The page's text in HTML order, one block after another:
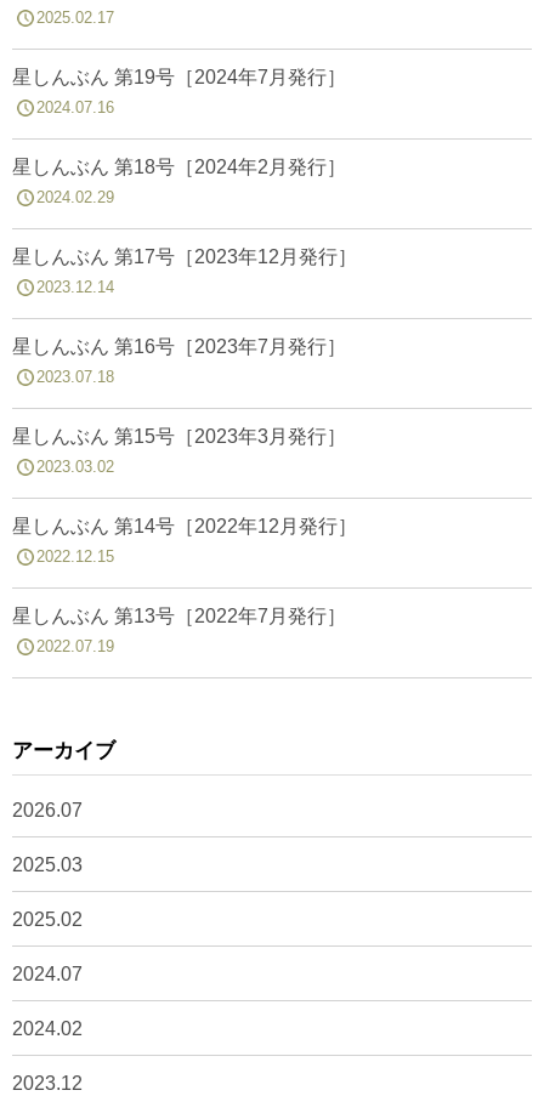
2025.02.17
星しんぶん 第19号［2024年7月発行］
2024.07.16
星しんぶん 第18号［2024年2月発行］
2024.02.29
星しんぶん 第17号［2023年12月発行］
2023.12.14
星しんぶん 第16号［2023年7月発行］
2023.07.18
星しんぶん 第15号［2023年3月発行］
2023.03.02
星しんぶん 第14号［2022年12月発行］
2022.12.15
星しんぶん 第13号［2022年7月発行］
2022.07.19
アーカイブ
2026.07
2025.03
2025.02
2024.07
2024.02
2023.12